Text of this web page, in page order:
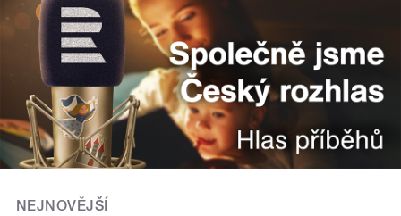
NEJNOVĚJŠÍ